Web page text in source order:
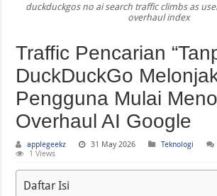
WWDC 2026 Bikin Heboh! Siri AI dan Fitur Pintar
duckduckgos no ai search traffic climbs as
overhaul index
Traffic Pencarian
DuckDuckGo
Pengguna Mulai
Overhaul AI Google
applegeekz 31 May 2026 Teknologi
1 Views
Daftar Isi